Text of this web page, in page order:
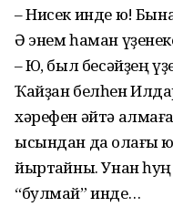
– Нисек инде юҡ!
Ә энем һаман
– Юҡ, был бесәйҙең
Ҡайҙан белһен
хәрефен әйтә
ысындан да ҡолағы
йыртҡайны. Унан һуң
“булмай” инде…